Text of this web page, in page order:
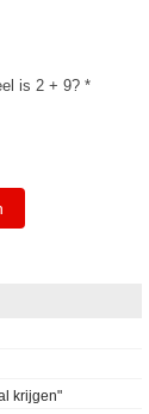
is 2 + 9? *
krijgen"